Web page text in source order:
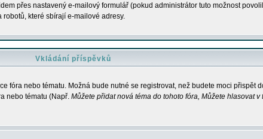
přes nastavený e-mailový formulář (pokud administrátor tuto možnost
které sbírají e-mailové adresy.
Vkládání příspěvků
fóra nebo tématu. Možná bude nutné se registrovat, než budete moci přispět
nebo tématu (Např. Můžete přidat nová téma do tohoto fóra, Můžete hlasovat v